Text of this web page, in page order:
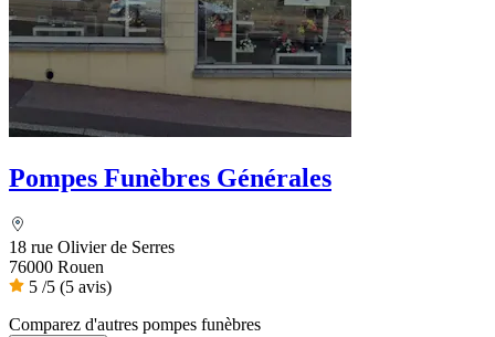
Pompes Funèbres Générales
18 rue Olivier de Serres
76000 Rouen
5 /5 (5 avis)
Comparez d'autres pompes funèbres